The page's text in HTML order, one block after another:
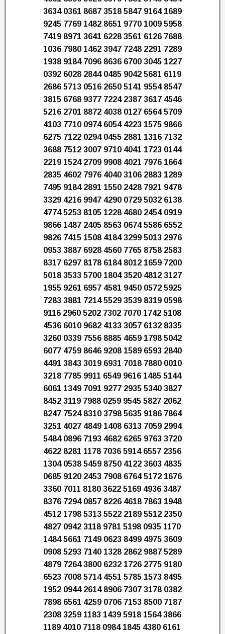
3634 0361 8687 3518 5847 9164 1689
9245 7769 1482 8651 9770 1009 5958
7419 8971 3641 6228 3561 6126 7688
1036 7980 1462 3947 7248 2291 7289
1938 9184 7096 8636 6700 3045 1227
0392 6028 2844 0485 9042 5681 6119
2686 5713 0516 2650 5141 9554 8547
3815 6768 9377 7224 2387 3617 4546
5216 2701 8872 4038 0127 6564 5709
4103 7710 0974 6054 4223 1575 9866
6275 7122 0294 0455 2881 1316 7132
3688 7512 3007 9710 4041 1723 0144
2219 1524 2709 9908 4021 7976 1664
2835 4602 7976 4040 3106 2883 1289
7495 9184 2891 1550 2428 7921 9478
3329 4216 9947 4290 0729 5032 6138
4774 5253 8105 1228 4680 2454 0919
9866 1487 2405 8563 0674 5586 6552
9826 7415 1508 4184 3299 5013 2976
0953 3887 6928 4560 7765 8758 2583
8317 6297 8178 6184 8012 1659 7200
5018 3533 5700 1804 3520 4812 3127
1955 9261 6957 4581 9450 0572 5925
7283 3881 7214 5529 3539 8319 0598
9116 2960 5202 7302 7070 1742 5108
4536 6010 9682 4133 3057 6132 8335
3260 0339 7556 8885 4659 1798 5042
6077 4759 8646 9208 1589 6593 2840
4491 3843 3019 6931 7018 7880 0010
3218 7785 9911 6549 9616 1485 5144
6061 1349 7091 9277 2935 5340 3827
8452 3119 7988 0259 9545 5827 2062
8247 7524 8310 3798 5635 9186 7864
3251 4027 4849 1408 6313 7059 2994
5484 0896 7193 4682 6265 9763 3720
4622 8281 1178 7036 5914 6557 2356
1304 0538 5459 8750 4122 3603 4835
0685 9120 2453 7908 6764 5172 1676
3360 7011 8180 3622 5169 4936 3487
8376 7294 0857 8226 4618 7863 1948
4512 1798 5313 5522 2189 5512 2350
4827 0942 3118 9781 5198 0935 1170
1484 5661 7149 0623 8499 4975 3609
0908 5293 7140 1328 2862 9887 5289
4879 7264 3800 6232 1726 2775 9180
6523 7008 5714 4551 5785 1573 8495
1952 0944 2614 8906 7307 3178 0382
7898 6561 4259 0706 7153 8500 7187
2308 3259 1183 1439 5918 1564 3866
1189 4010 7118 0984 1845 4380 6161